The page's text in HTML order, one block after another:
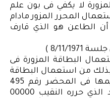
لا يكفي فى بون علم
المحرر المزور مادام
أن الطاعن هو الذي قارف
البطاقة المزورة فى
من استعمال البطاقة
المزورة بان احتج بها بتقديمها فى المحضر رقم 495
لسنه 1974 جنح أتاى البارود الذي حرره النقيب 00000